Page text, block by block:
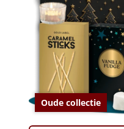
Oude collectie